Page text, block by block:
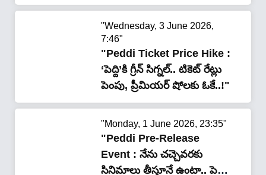
కారణమేంటి..?"
"Wednesday, 3 June 2026,
7:46"
"Peddi Ticket Price Hike :
‘పెద్ది’కి గ్రీన్ సిగ్నల్.. టికెట్ రేట్లు
పెంపు, ప్రీమియర్ షోలకు ఓకే..!"
"Monday, 1 June 2026, 23:35"
"Peddi Pre-Release
Event : నేను చ‌చ్చెవ‌ర‌కు
సినిమాలు తీస్తూనే ఉంటా.. పెద్ది’